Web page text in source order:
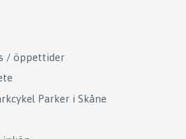
/ öppettider
Parker i Skåne